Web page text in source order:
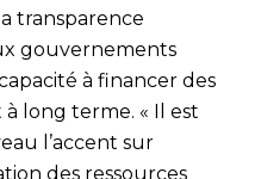
transparence
gouvernements
à financer des
long terme. « Il est
l’accent sur
des ressources